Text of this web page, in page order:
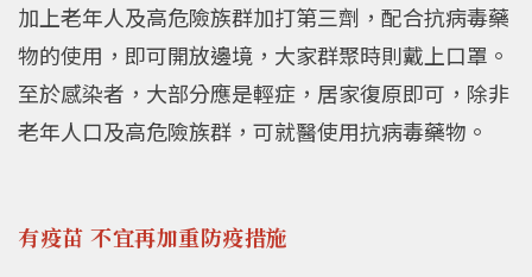
加上老年人及高危險族群加打第三劑，配合抗病毒藥
物的使用，即可開放邊境，大家群聚時則戴上口罩。
至於感染者，大部分應是輕症，居家復原即可，除非
老年人口及高危險族群，可就醫使用抗病毒藥物。
有疫苗 不宜再加重防疫措施